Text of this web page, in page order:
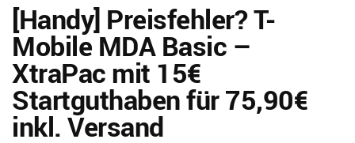
[Handy] Preisfehler? T-
Mobile MDA Basic –
XtraPac mit 15€
Startguthaben für 75,90€
inkl. Versand